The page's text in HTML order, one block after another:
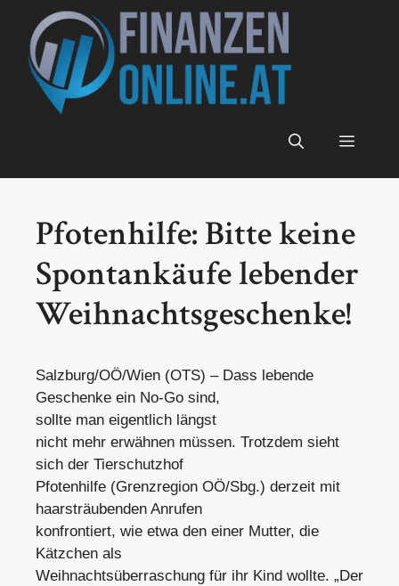
Inhalt
springen
Menü
Pfotenhilfe: Bitte keine
Spontankäufe lebender
Weihnachtsgeschenke!
Salzburg/OÖ/Wien (OTS) – Dass lebende
Geschenke ein No-Go sind,
sollte man eigentlich längst
nicht mehr erwähnen müssen. Trotzdem sieht
sich der Tierschutzhof
Pfotenhilfe (Grenzregion OÖ/Sbg.) derzeit mit
haarsträubenden Anrufen
konfrontiert, wie etwa den einer Mutter, die
Kätzchen als
Weihnachtsüberraschung für ihr Kind wollte. „Der